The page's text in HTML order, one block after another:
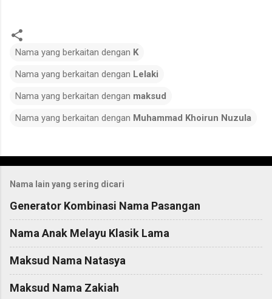
Nama yang berkaitan dengan K
Nama yang berkaitan dengan Lelaki
Nama yang berkaitan dengan maksud
Nama yang berkaitan dengan Muhammad Khoirun Nuzula
o
m
m
e
n
Nama lain yang sering dicari
Generator Kombinasi Nama Pasangan
Nama Anak Melayu Klasik Lama
Maksud Nama Natasya
Maksud Nama Zakiah